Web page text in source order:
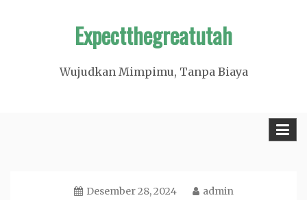
Expectthegreatutah
Wujudkan Mimpimu, Tanpa Biaya
Desember 28, 2024 admin